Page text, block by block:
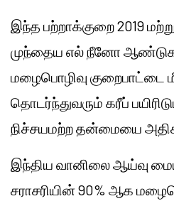
இந்த பற்றாக்குறை 2019
முந்தைய எல் நீனோ
மழைபொழிவு குறைபாட்டை
தொடர்ந்துவரும் கரீப்
நிச்சயமற்ற தன்மையை
இந்திய வானிலை ஆய்வு
சராசரியின் 90% ஆக